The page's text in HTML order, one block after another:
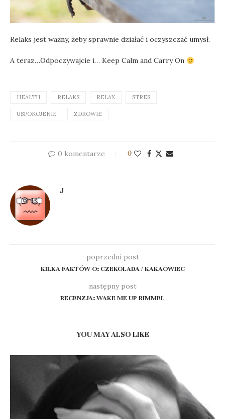
Relaks jest ważny, żeby sprawnie działać i oczyszczać umysł.
A teraz…Odpoczywajcie i… Keep Calm and Carry On
HEALTH RELAKS RELAX STRES
USPOKOJENIE ZDROWIE
0 komentarze 0
J
poprzedni post
KILKA FAKTÓW O: CZEKOLADA / KAKAOWIEC
następny post
RECENZJA: WAKE ME UP RIMMEL
YOU MAY ALSO LIKE